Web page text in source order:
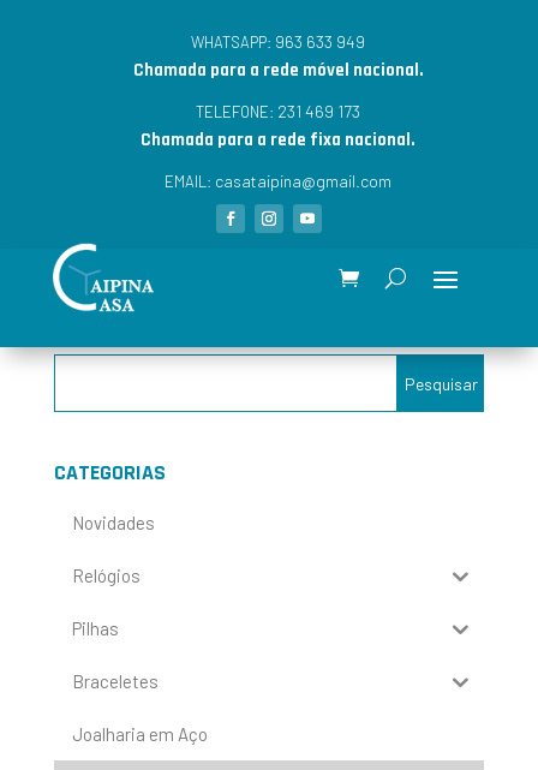
WHATSAPP: 963 633 949
Chamada para a rede móvel nacional.
TELEFONE: 231 469 173
Chamada para a rede fixa nacional.
EMAIL: casataipina@gmail.com
CATEGORIAS
Novidades
Relógios
Pilhas
Braceletes
Joalharia em Aço